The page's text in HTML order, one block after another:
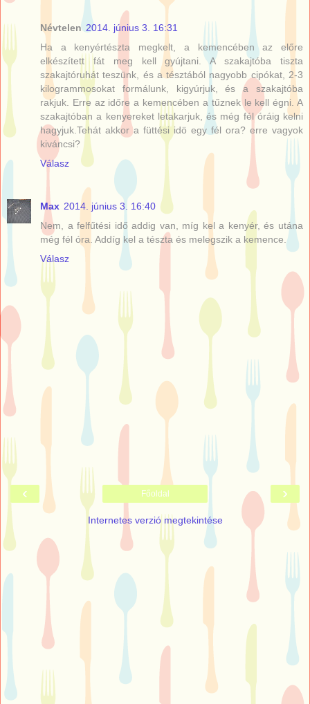
Névtelen 2014. június 3. 16:31
Ha a kenyértészta megkelt, a kemencében az előre
elkészített fát meg kell gyújtani. A szakajtóba tiszta
szakajtóruhát teszünk, és a tésztából nagyobb cipókat, 2-3
kilogrammosokat formálunk, kigyúrjuk, és a szakajtóba
rakjuk. Erre az időre a kemencében a tűznek le kell égni. A
szakajtóban a kenyereket letakarjuk, és még fél óráig kelni
hagyjuk.Tehát akkor a füttési idö egy fél ora? erre vagyok
kiváncsi?
Válasz
Max 2014. június 3. 16:40
Nem, a felfűtési idő addig van, míg kel a kenyér, és utána
még fél óra. Addíg kel a tészta és melegszik a kemence.
Válasz
‹ ›
Főoldal
Internetes verzió megtekintése